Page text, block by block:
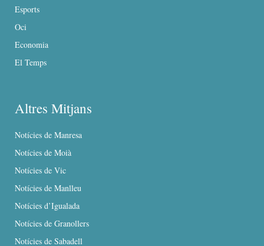
Esports
Oci
Economia
El Temps
Altres Mitjans
Notícies de Manresa
Notícies de Moià
Notícies de Vic
Notícies de Manlleu
Notícies d’Igualada
Notícies de Granollers
Notícies de Sabadell